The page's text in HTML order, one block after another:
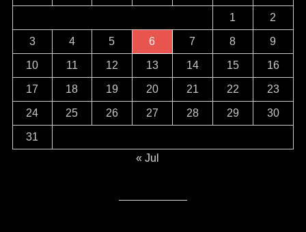
1 2
3 4 5 6 7 8 9
10 11 12 13 14 15 16
17 18 19 20 21 22 23
24 25 26 27 28 29 30
31
« Jul